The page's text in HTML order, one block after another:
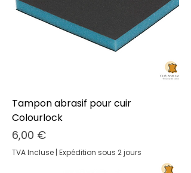
Tampon abrasif pour cuir
Colourlock
Prix
6,00 €
TVA Incluse | Expédition sous 2 jours